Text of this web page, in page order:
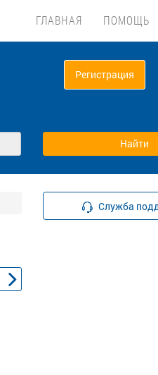
ГЛАВНАЯ ПОМОЩЬ
Регистрация
Служба